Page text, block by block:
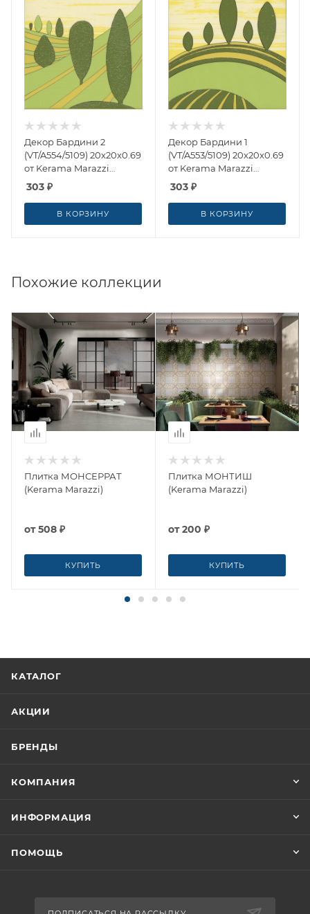
Декор Бардини 2
(VT/A554/5109) 20x20x0.69
от Kerama Marazzi
(Россия)
303 ₽
В КОРЗИНУ
Декор Бардини 1
(VT/A553/5109) 20x20x0.69
от Kerama Marazzi
(Россия)
303 ₽
В КОРЗИНУ
Похожие коллекции
Плитка МОНСЕРРАТ
(Kerama Marazzi)
от508 ₽
КУПИТЬ
Плитка МОНТИШ
(Kerama Marazzi)
от200 ₽
КУПИТЬ
КАТАЛОГ
АКЦИИ
БРЕНДЫ
КОМПАНИЯ
ИНФОРМАЦИЯ
ПОМОЩЬ